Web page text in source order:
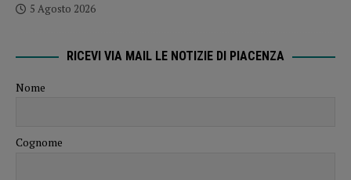
5 Agosto 2026
RICEVI VIA MAIL LE NOTIZIE DI PIACENZA
Nome
Cognome